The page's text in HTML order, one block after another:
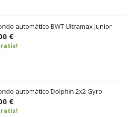
automático BWT Ultramax Junior
€
automático Dolphin 2x2 Gyro
€